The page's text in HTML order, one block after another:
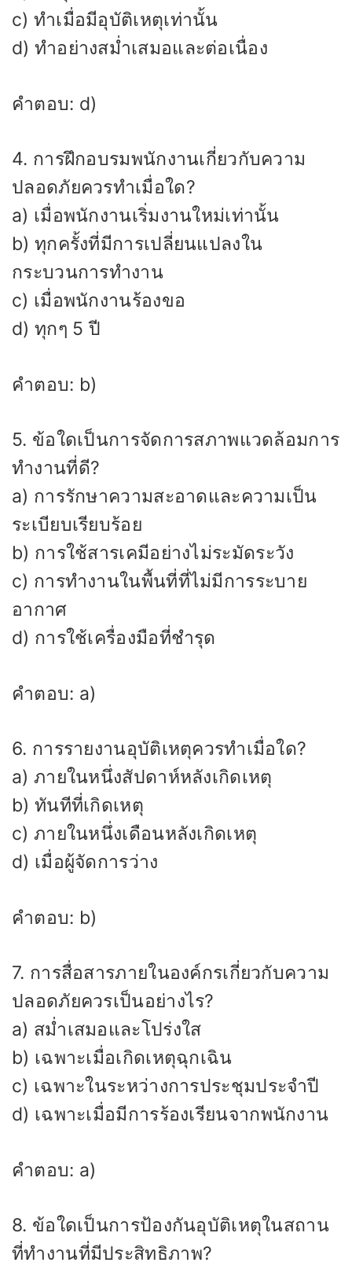
c) ทำเมื่อมีอุบัติเหตุเท่านั้น
d) ทำอย่างสม่ำเสมอและต่อเนื่อง
คำตอบ: d)
4. การฝึกอบรมพนักงานเกี่ยวกับความ
ปลอดภัยควรทำเมื่อใด?
a) เมื่อพนักงานเริ่มงานใหม่เท่านั้น
b) ทุกครั้งที่มีการเปลี่ยนแปลงใน
กระบวนการทำงาน
c) เมื่อพนักงานร้องขอ
d) ทุกๆ 5 ปี
คำตอบ: b)
5. ข้อใดเป็นการจัดการสภาพแวดล้อมการ
ทำงานที่ดี?
a) การรักษาความสะอาดและความเป็น
ระเบียบเรียบร้อย
b) การใช้สารเคมีอย่างไม่ระมัดระวัง
c) การทำงานในพื้นที่ที่ไม่มีการระบาย
อากาศ
d) การใช้เครื่องมือที่ชำรุด
คำตอบ: a)
6. การรายงานอุบัติเหตุควรทำเมื่อใด?
a) ภายในหนึ่งสัปดาห์หลังเกิดเหตุ
b) ทันทีที่เกิดเหตุ
c) ภายในหนึ่งเดือนหลังเกิดเหตุ
d) เมื่อผู้จัดการว่าง
คำตอบ: b)
7. การสื่อสารภายในองค์กรเกี่ยวกับความ
ปลอดภัยควรเป็นอย่างไร?
a) สม่ำเสมอและโปร่งใส
b) เฉพาะเมื่อเกิดเหตุฉุกเฉิน
c) เฉพาะในระหว่างการประชุมประจำปี
d) เฉพาะเมื่อมีการร้องเรียนจากพนักงาน
คำตอบ: a)
8. ข้อใดเป็นการป้องกันอุบัติเหตุในสถาน
ที่ทำงานที่มีประสิทธิภาพ?